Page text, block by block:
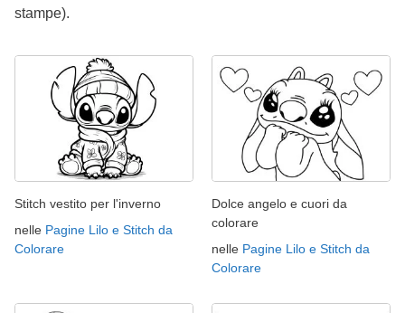
stampe).
Stitch vestito per l'inverno
nelle Pagine Lilo e Stitch da
Colorare
Dolce angelo e cuori da
colorare
nelle Pagine Lilo e Stitch da
Colorare